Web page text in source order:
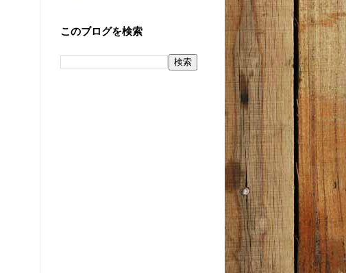
このブログを検索